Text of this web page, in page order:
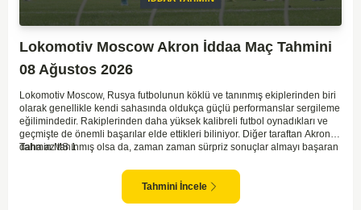
Lokomotiv Moscow Akron İddaa Maç Tahmini
08 Ağustos 2026
Lokomotiv Moscow, Rusya futbolunun köklü ve tanınmış ekiplerinden biri
olarak genellikle kendi sahasında oldukça güçlü performanslar sergileme
eğilimindedir. Rakiplerinden daha yüksek kalibreli futbol oynadıkları ve
geçmişte de önemli başarılar elde ettikleri biliniyor. Diğer taraftan Akron,
daha az tanınmış olsa da, zaman zaman sürpriz sonuçlar almayı başaran
ve güçlü ekipler karşısında istikrarlı bir performans sergilemekte
zorlanabilirler. Lokomotiv Moscow'un mevcut form durumunun ve evinde
oynama avantajının, bu karşılaşmada belirleyici olması muhtemel
Tahmin MS 1
Tahmini İncele